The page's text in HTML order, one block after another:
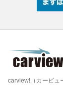
carview!（カービュ